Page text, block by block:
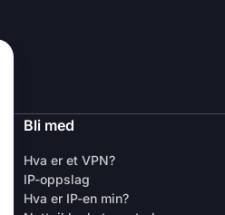
Bli med
Hva er et VPN?
IP-oppslag
Hva er IP-en min?